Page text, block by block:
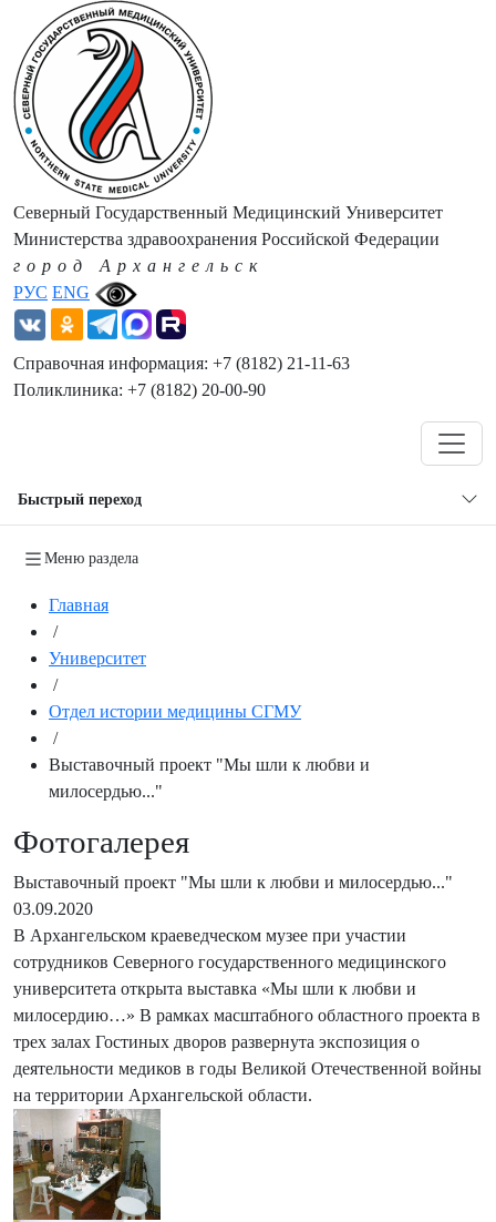
РУС ENG
Северный Государственный Медицинский Университет
Министерства здравоохранения Российской Федерации
город Архангельск
Справочная информация: +7 (8182) 21-11-63
Поликлиника: +7 (8182) 20-00-90
Быстрый переход
Меню раздела
Главная
/
Университет
/
Отдел истории медицины СГМУ
/
Выставочный проект "Мы шли к любви и
милосердью..."
Фотогалерея
Выставочный проект "Мы шли к любви и милосердью..."
03.09.2020
В Архангельском краеведческом музее при участии
сотрудников Северного государственного медицинского
университета открыта выставка «Мы шли к любви и
милосердию…» В рамках масштабного областного проекта в
трех залах Гостиных дворов развернута экспозиция о
деятельности медиков в годы Великой Отечественной войны
на территории Архангельской области.